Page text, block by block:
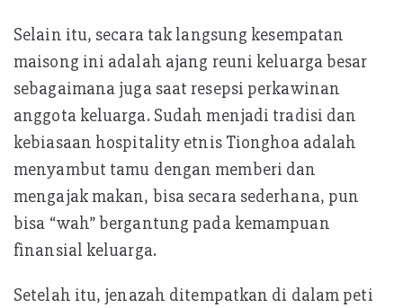
Selain itu, secara tak langsung kesempatan
maisong ini adalah ajang reuni keluarga besar
sebagaimana juga saat resepsi perkawinan
anggota keluarga. Sudah menjadi tradisi dan
kebiasaan hospitality etnis Tionghoa adalah
menyambut tamu dengan memberi dan
mengajak makan, bisa secara sederhana, pun
bisa “wah” bergantung pada kemampuan
finansial keluarga.
Setelah itu, jenazah ditempatkan di dalam peti